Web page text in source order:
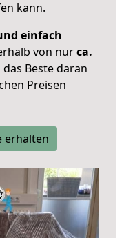
kann.
einfach
von nurca.
Beste daran
Preisen
erhalten